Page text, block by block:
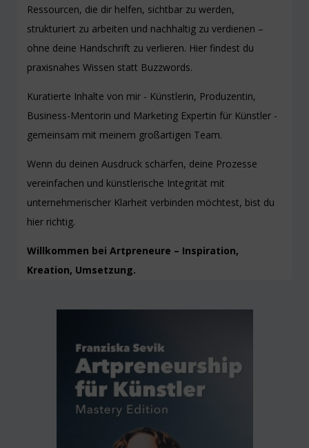
Ressourcen, die dir helfen, sichtbar zu werden,
strukturiert zu arbeiten und nachhaltig zu verdienen –
ohne deine Handschrift zu verlieren. Hier findest du
praxisnahes Wissen statt Buzzwords.
Kuratierte Inhalte von mir - Künstlerin, Produzentin,
Business-Mentorin und Marketing Expertin für Künstler -
gemeinsam mit meinem großartigen Team.
Wenn du deinen Ausdruck schärfen, deine Prozesse
vereinfachen und künstlerische Integrität mit
unternehmerischer Klarheit verbinden möchtest, bist du
hier richtig.
Willkommen bei Artpreneure – Inspiration,
Kreation, Umsetzung.